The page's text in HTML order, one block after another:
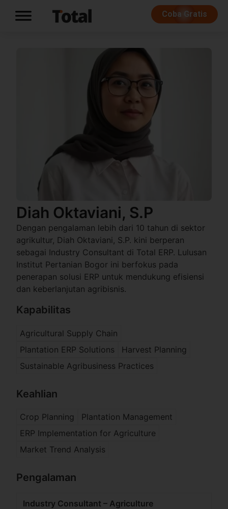
Coba Gratis
Diah Oktaviani, S.P
Dengan pengalaman lebih dari 10 tahun di sektor
agrikultur, Diah Oktaviani, S.P. kini berperan
sebagai Industry Consultant di Total ERP. Lulusan
Institut Pertanian Bogor ini berfokus pada
penerapan solusi ERP untuk mendukung efisiensi
dan keberlanjutan agribisnis.
Kapabilitas
Agricultural Supply Chain
Plantation ERP Solutions
Harvest Planning
Sustainable Agribusiness Practices
Keahlian
Crop Planning
Plantation Management
ERP Implementation for Agriculture
Market Trend Analysis
Pengalaman
Industry Consultant – Agriculture